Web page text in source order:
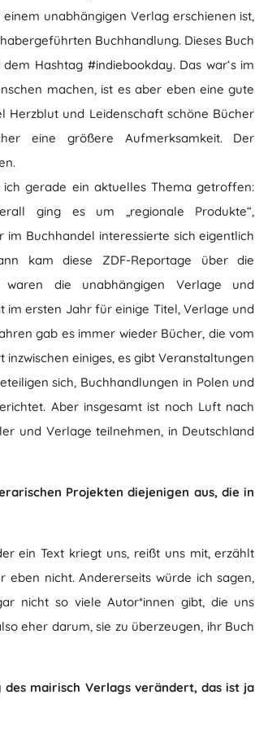
unabhängigen Verlag erschienen ist,
Buchhandlung. Dieses Buch
Hashtag #indiebookday. Das war‘s im
machen, ist es aber eben eine gute
Herzblut und Leidenschaft schöne Bücher
eine größere Aufmerksamkeit. Der
gerade ein aktuelles Thema getroffen:
ging es um „regionale Produkte“,
im Buchhandel interessierte sich eigentlich
kam diese ZDF-Reportage über die
die unabhängigen Verlage und
im ersten Jahr für einige Titel, Verlage und
gab es immer wieder Bücher, die vom
einiges, es gibt Veranstaltungen
sich, Buchhandlungen in Polen und
Aber insgesamt ist noch Luft nach
und Verlage teilnehmen, in Deutschland
Projekten diejenigen aus, die in
ein Text kriegt uns, reißt uns mit, erzählt
nicht. Andererseits würde ich sagen,
nicht so viele Autor*innen gibt, die uns
eher darum, sie zu überzeugen, ihr Buch
mairisch Verlags verändert, das ist ja